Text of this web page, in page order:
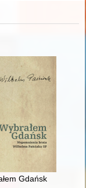
karty pracy
Gdańsk